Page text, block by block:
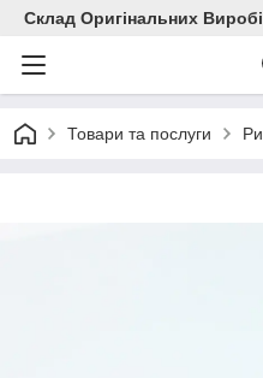
Склад Оригінальних
Товари та послуги